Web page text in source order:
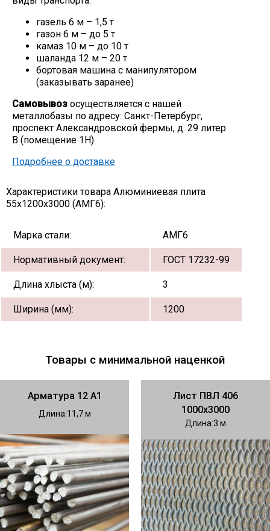
газель 6 м – 1,5 т
газон 6 м – до 5 т
камаз 10 м – до 10 т
шаланда 12 м – 20 т
бортовая машина с манипулятором
(заказывать заранее)
Самовывоз осуществляется с нашей
металлобазы по адресу: Санкт-Петербург,
проспект Александровской фермы, д. 29 литер
В (помещение 1Н)
Подробнее о доставке
Характеристики товара Алюминиевая плита
55х1200х3000 (АМГ6):
Марка стали: АМГ6
Нормативный документ: ГОСТ 17232-99
Длина хлыста (м): 3
Ширина (мм): 1200
Товары с минимальной наценкой
Арматура 12 А1
Длина 11,7
Лист ПВЛ 406
1000х3000
Длина 3